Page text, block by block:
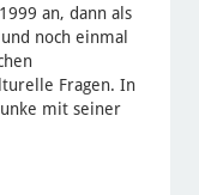
an, dann als
noch einmal
Fragen. In
mit seiner